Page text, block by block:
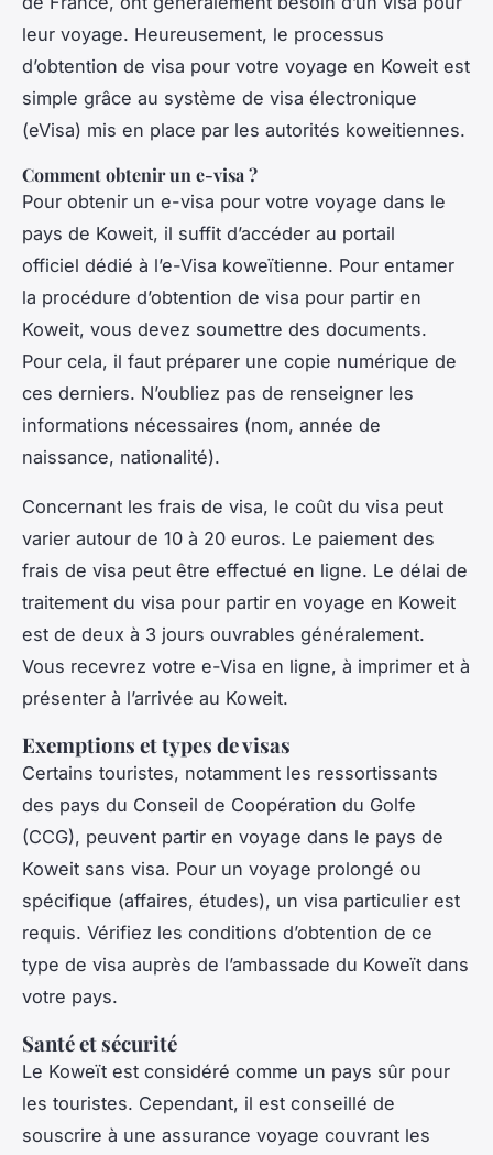
leur voyage. Heureusement, le processus
d’obtention de visa pour votre voyage en Koweit est
simple grâce au système de visa électronique
(eVisa) mis en place par les autorités koweitiennes.
Comment obtenir un e-visa ?
Pour obtenir un e-visa pour votre voyage dans le
pays de Koweit, il suffit d’accéder au portail
officiel dédié à l’e-Visa koweïtienne. Pour entamer
la procédure d’obtention de visa pour partir en
Koweit, vous devez soumettre des documents.
Pour cela, il faut préparer une copie numérique de
ces derniers. N’oubliez pas de renseigner les
informations nécessaires (nom, année de
naissance, nationalité).
Concernant les frais de visa, le coût du visa peut
varier autour de 10 à 20 euros. Le paiement des
frais de visa peut être effectué en ligne. Le délai de
traitement du visa pour partir en voyage en Koweit
est de deux à 3 jours ouvrables généralement.
Vous recevrez votre e-Visa en ligne, à imprimer et à
présenter à l’arrivée au Koweit.
Exemptions et types de visas
Certains touristes, notamment les ressortissants
des pays du Conseil de Coopération du Golfe
(CCG), peuvent partir en voyage dans le pays de
Koweit sans visa. Pour un voyage prolongé ou
spécifique (affaires, études), un visa particulier est
requis. Vérifiez les conditions d’obtention de ce
type de visa auprès de l’ambassade du Koweït dans
votre pays.
Santé et sécurité
Le Koweït est considéré comme un pays sûr pour
les touristes. Cependant, il est conseillé de
souscrire à une assurance voyage couvrant les